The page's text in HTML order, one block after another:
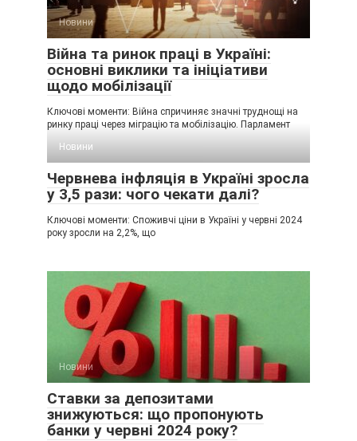
Новини
Війна та ринок праці в Україні:
основні виклики та ініціативи
щодо мобілізації
Ключові моменти: Війна спричиняє значні труднощі на
ринку праці через міграцію та мобілізацію. Парламент
Новини
Червнева інфляція в Україні зросла
у 3,5 рази: чого чекати далі?
Ключові моменти: Споживчі ціни в Україні у червні 2024
року зросли на 2,2%, що
Новини
Ставки за депозитами
знижуються: що пропонують
банки у червні 2024 року?